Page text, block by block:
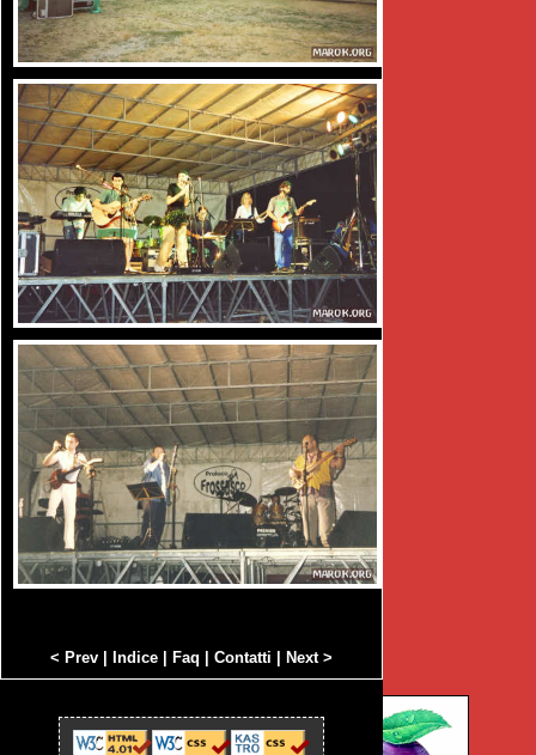
< Prev Indice Faq Contatti Next >